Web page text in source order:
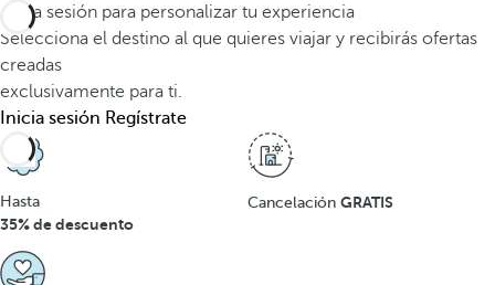
Inicia sesión para personalizar tu experiencia
Selecciona el destino al que quieres viajar y recibirás ofertas
creadas
exclusivamente para ti.
Inicia sesión Regístrate
Hasta
35% de descuento
Cancelación GRATIS